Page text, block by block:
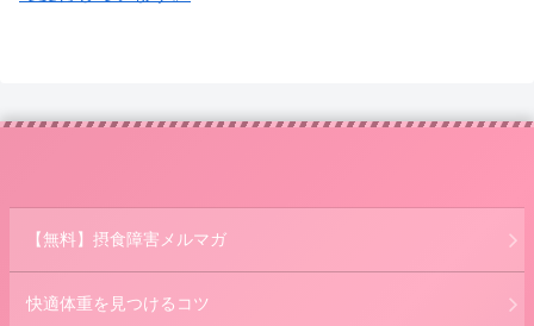
【無料】摂食障害メルマガ
快適体重を見つけるコツ